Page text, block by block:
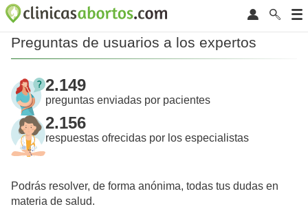
Preguntas de usuarios a los expertos
2.149
preguntas enviadas por pacientes
2.156
respuestas ofrecidas por los especialistas
Podrás resolver, de forma anónima, todas tus dudas en
materia de salud.